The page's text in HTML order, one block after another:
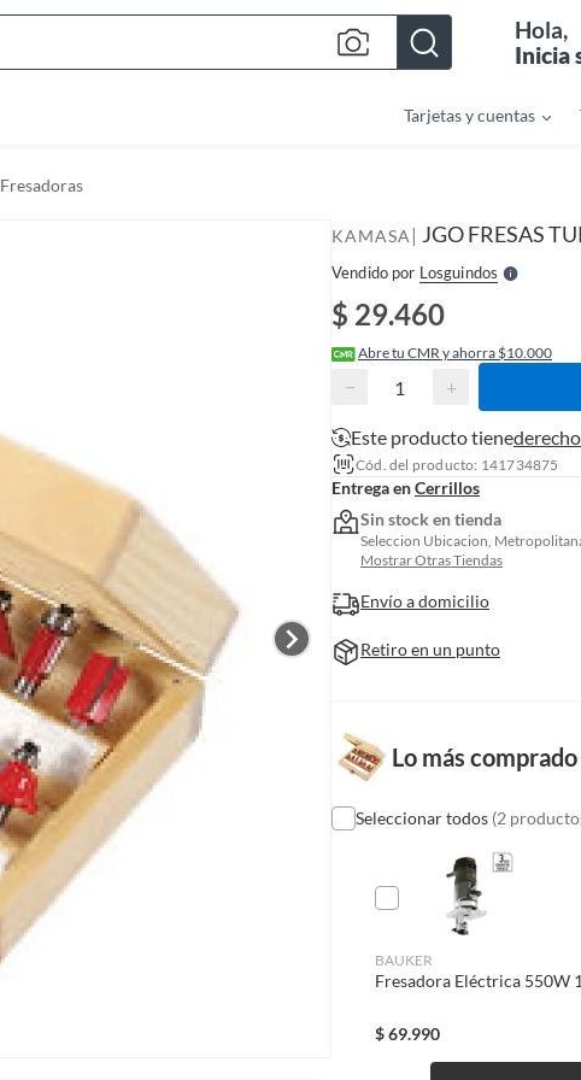
Hola,
Inicia
Tarjetas y cuentas
Fresadoras
KAMASA | JGO FRESAS
Vendido por LosguindosS
l
l
$ 29.460
Abre tu CMR y ahorra $10.000
− +
Este producto tiene
Cód. del producto: 141734875
Entrega enCerrillos
Sin stock en tienda
Seleccion Ubicacion,
Mostrar Otras Tiendas
Envío a domicilio
Retiro en un punto
Lo más
Seleccionar todos (2
BAUKER
Fresadora Eléctrica 550W
$69.990